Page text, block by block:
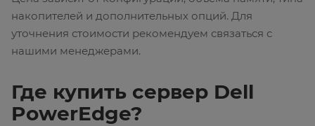
накопителей и дополнительных опций. Для
уточнения стоимости рекомендуем связаться с
нашими менеджерами.
Где купить сервер Dell
PowerEdge?